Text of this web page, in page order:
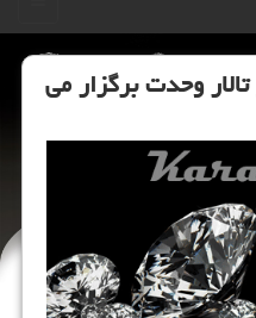
وحدت برگزار می